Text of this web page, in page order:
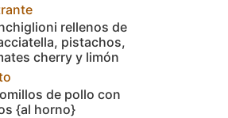
rellenos de
pistachos,
cherry y limón
de pollo con
{al horno}